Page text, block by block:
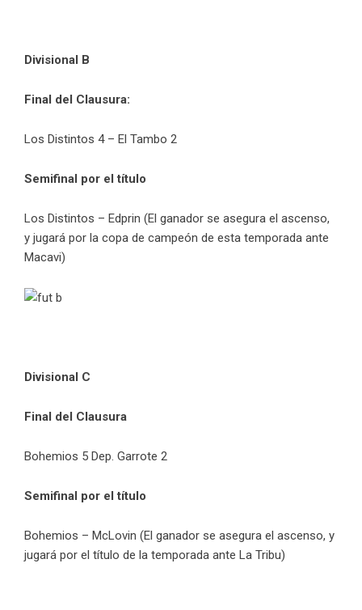
Divisional B
Final del Clausura:
Los Distintos 4 – El Tambo 2
Semifinal por el título
Los Distintos – Edprin (El ganador se asegura el ascenso,
y jugará por la copa de campeón de esta temporada ante
Macavi)
Divisional C
Final del Clausura
Bohemios 5 Dep. Garrote 2
Semifinal por el título
Bohemios – McLovin (El ganador se asegura el ascenso, y
jugará por el título de la temporada ante La Tribu)